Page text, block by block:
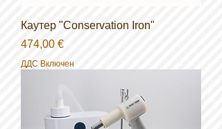
Каутер "Conservation Iron"
Цена
474,00 €
ДДС Включен